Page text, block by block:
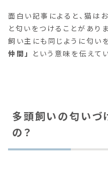
面白い記事によると、猫はお
と匂いをつけることがありま
飼い主にも同じように匂い
仲間」
という意味を伝えて
多頭飼いの匂いづ
の？